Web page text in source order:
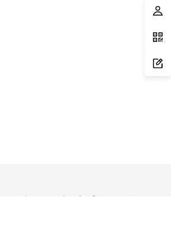
们能帮忙找点什么